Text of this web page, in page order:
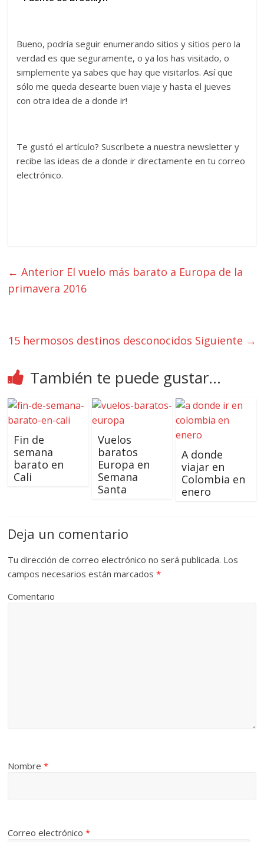
Bueno, podría seguir enumerando sitios y sitios pero la
verdad es que seguramente, o ya los has visitado, o
simplemente ya sabes que hay que visitarlos. Así que
sólo me queda desearte buen viaje y hasta el jueves
con otra idea de a donde ir!
Te gustó el artículo? Suscríbete a nuestra newsletter y
recibe las ideas de a donde ir directamente en tu correo
electrónico.
← Anterior El vuelo más barato a Europa de la
primavera 2016
15 hermosos destinos desconocidos Siguiente →
También te puede gustar...
Fin de
semana
barato en
Cali
Vuelos
baratos
Europa en
Semana
Santa
A donde
viajar en
Colombia en
enero
Deja un comentario
Tu dirección de correo electrónico no será publicada. Los
campos necesarios están marcados*
Comentario
Nombre*
Correo electrónico*